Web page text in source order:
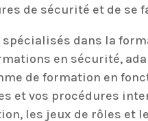
de sécurité et de se
spécialisés dans la
en sécurité,
de formation en
et vos procédures
les jeux de rôles